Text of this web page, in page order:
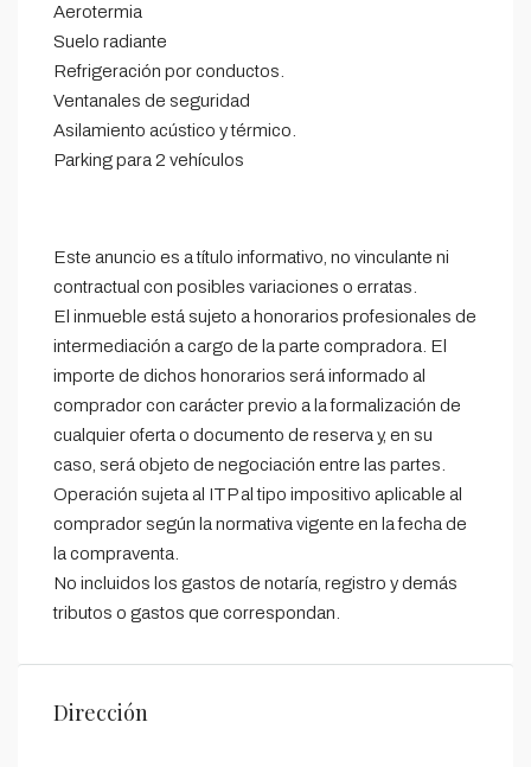
Aerotermia
Suelo radiante
Refrigeración por conductos.
Ventanales de seguridad
Asilamiento acústico y térmico.
Parking para 2 vehículos
Este anuncio es a título informativo, no vinculante ni
contractual con posibles variaciones o erratas.
El inmueble está sujeto a honorarios profesionales de
intermediación a cargo de la parte compradora. El
importe de dichos honorarios será informado al
comprador con carácter previo a la formalización de
cualquier oferta o documento de reserva y, en su
caso, será objeto de negociación entre las partes.
Operación sujeta al ITP al tipo impositivo aplicable al
comprador según la normativa vigente en la fecha de
la compraventa.
No incluidos los gastos de notaría, registro y demás
tributos o gastos que correspondan.
Dirección